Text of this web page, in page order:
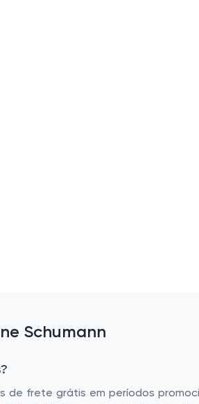
Schumann
de frete grátis em períodos